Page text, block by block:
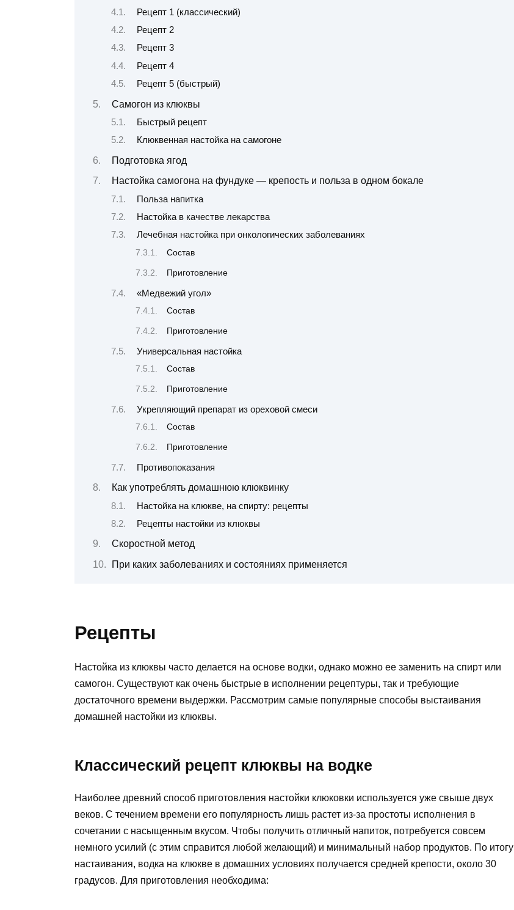
Рецепт 1 (классический)
Рецепт 2
Рецепт 3
Рецепт 4
Рецепт 5 (быстрый)
Самогон из клюквы
Быстрый рецепт
Клюквенная настойка на самогоне
Подготовка ягод
Настойка самогона на фундуке — крепость и польза в одном бокале
Польза напитка
Настойка в качестве лекарства
Лечебная настойка при онкологических заболеваниях
Состав
Приготовление
«Медвежий угол»
Состав
Приготовление
Универсальная настойка
Состав
Приготовление
Укрепляющий препарат из ореховой смеси
Состав
Приготовление
Противопоказания
Как употреблять домашнюю клюквинку
Настойка на клюкве, на спирту: рецепты
Рецепты настойки из клюквы
Скоростной метод
При каких заболеваниях и состояниях применяется
Рецепты
Настойка из клюквы часто делается на основе водки, однако можно ее заменить на спирт или
самогон. Существуют как очень быстрые в исполнении рецептуры, так и требующие
достаточного времени выдержки. Рассмотрим самые популярные способы выстаивания
домашней настойки из клюквы.
Классический рецепт клюквы на водке
Наиболее древний способ приготовления настойки клюковки используется уже свыше двух
веков. С течением времени его популярность лишь растет из-за простоты исполнения в
сочетании с насыщенным вкусом. Чтобы получить отличный напиток, потребуется совсем
немного усилий (с этим справится любой желающий) и минимальный набор продуктов. По итогу
настаивания, водка на клюкве в домашних условиях получается средней крепости, около 30
градусов. Для приготовления необходима: